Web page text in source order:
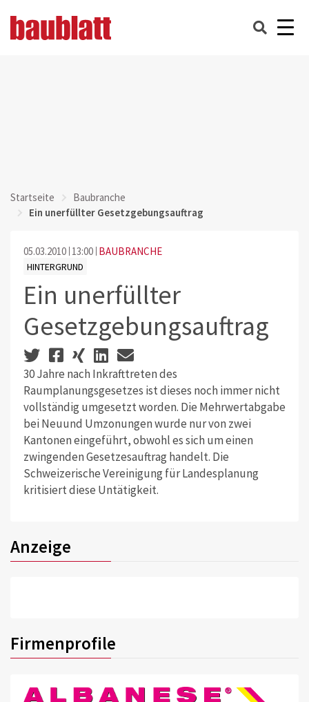
Startseite
Baubranche
Ein unerfüllter Gesetzgebungsauftrag
05.03.2010 13:00 BAUBRANCHE
HINTERGRUND
Ein unerfüllter
Gesetzgebungsauftrag
30 Jahre nach Inkrafttreten des
Raumplanungsgesetzes ist dieses noch immer nicht
vollständig umgesetzt worden. Die Mehrwertabgabe
bei Neuund Umzonungen wurde nur von zwei
Kantonen eingeführt, obwohl es sich um einen
zwingenden Gesetzesauftrag handelt. Die
Schweizerische Vereinigung für Landesplanung
kritisiert diese Untätigkeit.
Anzeige
Firmenprofile